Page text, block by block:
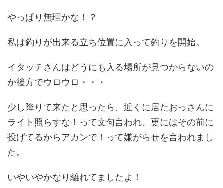
やっぱり無理かな！？
私は釣りが出来る立ち位置に入って釣りを開始。
イタッチさんはどうにも入る場所が見つからないの
か後方でウロウロ・・・
少し降りて来たと思ったら、近くに居たおっさんに
ライト照らすな！って文句言われ、更にはその前に
投げてるからアカンで！って嫌がらせを言われまし
た。
いやいやかなり離れてましたよ！